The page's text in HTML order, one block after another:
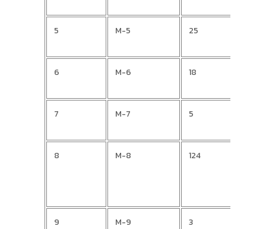
5 M-5 25
6 M-6 18
7 M-7 5
8 M-8 124
9 M-9 3